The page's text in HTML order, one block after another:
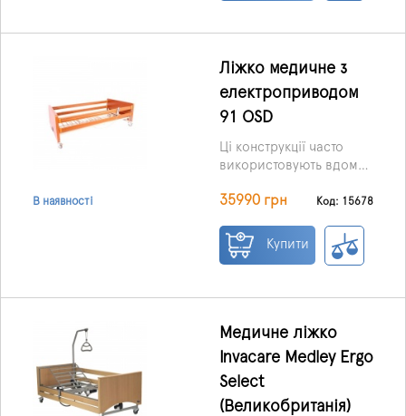
В наявності
Ліжко медичне з
електроприводом
91 OSD
Ці конструкції часто
використовують вдома
оскільки значною
покращити, а також
полегшити життя не
35990 грн Код: 15678
Купити
Медичне ліжко
Invacare Medley Ergo
Select
(Великобританія)